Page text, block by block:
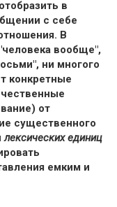
в
с себе
В
вообще",
ни многого
конкретные
от
существенного
лексических единиц
емким и